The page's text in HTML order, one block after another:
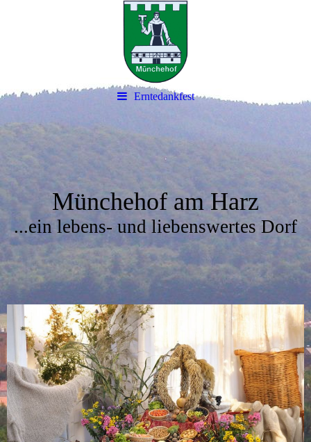
Erntedankfest
Münchehof am Harz
...ein lebens- und liebenswertes Dorf